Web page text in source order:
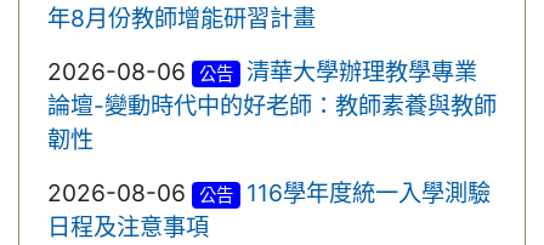
年8月份教師增能研習計畫
2026-08-06
公告
清華大學辦理教學專業
論壇-變動時代中的好老師：教師素養與教師
韌性
2026-08-06
公告
116學年度統一入學測驗
日程及注意事項